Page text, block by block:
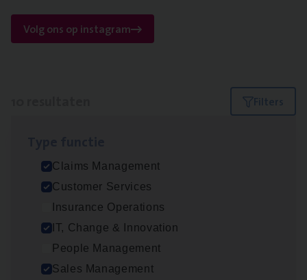
Volg ons op instagram
Filters
Claims Management
Customer Services
Insurance Operations
IT, Change & Innovation
People Management
Sales Management
Busi­ness Analyst
IT, Change & Innovation
Antwerpen
Insu­ran­ce Bro­ker Trans­port